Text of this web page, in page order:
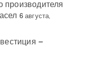
производителя
6 августа,
—